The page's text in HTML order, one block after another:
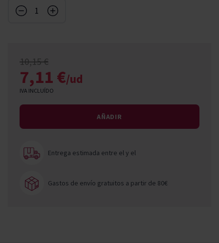
10,15 €
7,11 €/ud
IVA INCLUÍDO
AÑADIR
Entrega estimada entre ely el
Gastos de envío gratuitos a partir de 80€